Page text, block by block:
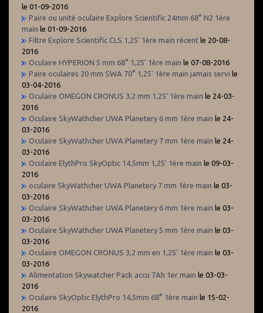
le 01-09-2016
Paire ou unité oculaire Explore Scientific 24mm 68° N2 1ère
main le 01-09-2016
Filtre Explore Scientific CLS 1,25' 1ère main récent le 20-08-
2016
Oculaire HYPERION 5 mm 68° 1,25' 1ère main le 07-08-2016
Paire oculaires 20 mm SWA 70° 1,25' 1ère main jamais servi le
03-04-2016
Oculaire OMEGON CRONUS 3,2 mm 1,25’ 1ère main le 24-03-
2016
Oculaire SkyWathcher UWA Planetery 6 mm 1ère main le 24-
03-2016
Oculaire SkyWathcher UWA Planetery 7 mm 1ère main le 24-
03-2016
Oculaire ElythPro SkyOptic 14,5mm 1,25' 1ère main le 09-03-
2016
oculaire SkyWathcher UWA Planetery 7 mm 1ère main le 03-
03-2016
Oculaire SkyWathcher UWA Planetery 6 mm 1ère main le 03-
03-2016
Oculaire SkyWathcher UWA Planetery 5 mm 1ère main le 03-
03-2016
Oculaire OMEGON CRONUS 3,2 mm en 1,25’ 1ère main le 03-
03-2016
Alimentation Skywatcher Pack accu 7Ah 1er main le 03-03-
2016
Oculaire SkyOptic ElythPro 14,5mm 68° 1ère main le 15-02-
2016